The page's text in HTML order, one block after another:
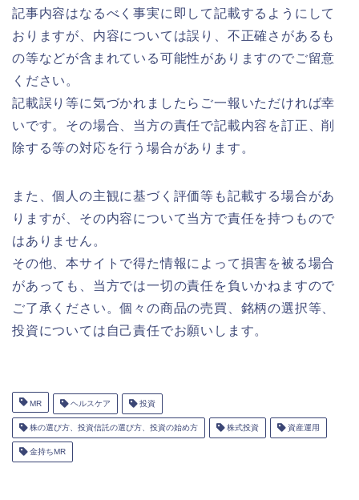
記事内容はなるべく事実に即して記載するようにして
おりますが、内容については誤り、不正確さがあるも
の等などが含まれている可能性がありますのでご留意
ください。
記載誤り等に気づかれましたらご一報いただければ幸
いです。その場合、当方の責任で記載内容を訂正、削
除する等の対応を行う場合があります。
また、個人の主観に基づく評価等も記載する場合があ
りますが、その内容について当方で責任を持つもので
はありません。
その他、本サイトで得た情報によって損害を被る場合
があっても、当方では一切の責任を負いかねますので
ご了承ください。個々の商品の売買、銘柄の選択等、
投資については自己責任でお願いします。
MR ヘルスケア 投資
株の選び方、投資信託の選び方、投資の始め方 株式投資 資産運用
金持ちMR